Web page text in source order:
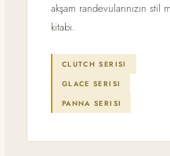
akşam randevularınızın
kitabı.
CLUTCH SERISI
GLACE SERISI
PANNA SERISI